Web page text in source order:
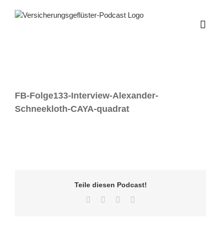
Inhalt
FB-Folge133-Interview-Alexander-
Schneekloth-CAYA-quadrat
Teile diesen Podcast!
Facebook
TwitterLinkedIn